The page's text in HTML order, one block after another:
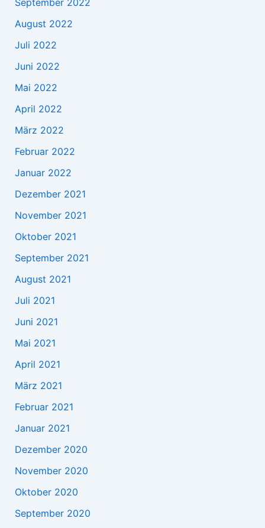
September 2022
August 2022
Juli 2022
Juni 2022
Mai 2022
April 2022
März 2022
Februar 2022
Januar 2022
Dezember 2021
November 2021
Oktober 2021
September 2021
August 2021
Juli 2021
Juni 2021
Mai 2021
April 2021
März 2021
Februar 2021
Januar 2021
Dezember 2020
November 2020
Oktober 2020
September 2020